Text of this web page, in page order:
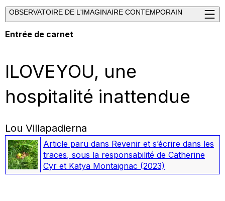
OBSERVATOIRE DE L'IMAGINAIRE CONTEMPORAIN
Entrée de carnet
ILOVEYOU, une
hospitalité inattendue
Lou Villapadierna
Article paru dans Revenir et s’écrire dans les
traces, sous la responsabilité de Catherine
Cyr et Katya Montaignac (2023)